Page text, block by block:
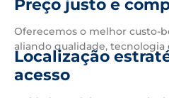
Preço justo e
Oferecemos o melhor custo-
aliando qualidade, tecnologia
Localização
acesso